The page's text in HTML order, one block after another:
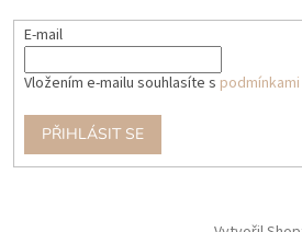
E-mail
Vložením e-mailu souhlasíte s
PŘIHLÁSIT SE